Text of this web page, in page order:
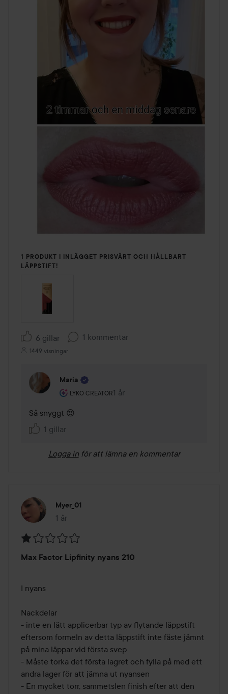
1 PRODUKT I INLÄGGET PRISVÄRT OCH HÅLLBART
LÄPPSTIFT!
6 gillar 1 kommentar
1449 visningar
Maria
LYKO CREATOR
Användarens roll: Lyko Creator.
1 år
Kommentaren lades 1 år
Så snyggt 😍
1 gillar
Logga in för att lämna en kommentar
Myer_01
1 år
Inlägget skapades 1 år
1
5
Max Factor Lipfinity nyans 210
I nyans
Nackdelar
- inte en lätt applicerbar typ av flytande läppstift
eftersom formeln av detta läppstift inte fäste jämnt
på mina läppar vid första svep
- Måste torka det första lagret och fylla på med ett
andra lager för att jämna ut nyansen
- En mycket torr, sammetslen finish efter att den